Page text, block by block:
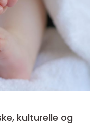
kulturelle og